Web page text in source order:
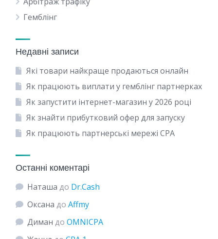
Гемблінг
Недавні записи
Які товари найкраще продаються онлайн
Як працюють виплати у гемблінг партнерках
Як запустити інтернет-магазин у 2026 році
Як знайти прибутковий офер для запуску
Як працюють партнерські мережі CPA
Останні коментарі
Наташа до Dr.Cash
Оксана до Affmy
Диман до OMNICPA